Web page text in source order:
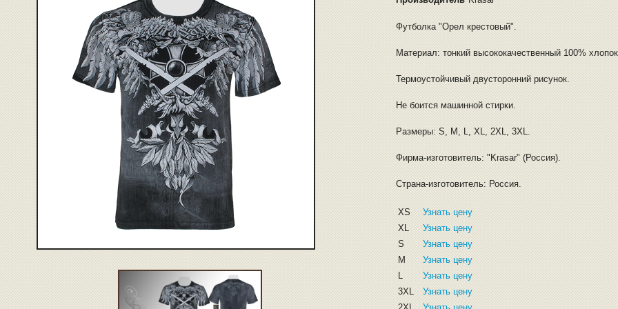
Футболка "Орел крестовый".
Материал: тонкий высококачественный 100%
Термоустойчивый двусторонний рисунок.
Не боится машинной стирки.
Размеры: S, M, L, XL, 2XL, 3XL.
Фирма-изготовитель: "Krasar" (Россия).
Страна-изготовитель: Россия.
XS
Узнать цену
XL
Узнать цену
S
Узнать цену
M
Узнать цену
L
Узнать цену
3XL
Узнать цену